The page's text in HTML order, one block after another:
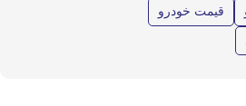
قیمت خودرو